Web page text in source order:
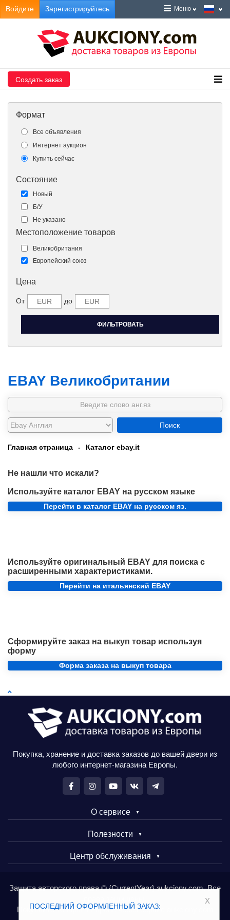
ПОСЛЕДНИЙ ОФОРМЛЕННЫЙ ЗАКАЗ:
x
Войдите Зарегистрируйтесь Меню
Создать заказ
Формат
Все объявления
Интернет аукцион
Купить сейчас
Состояние
Новый
Б/У
Не указано
Местоположение товаров
Великобритания
Европейский союз
Цена
От до
EBAY Великобритании
Поиск
Главная страница - Каталог ebay.it
Не нашли что искали?
Используйте каталог EBAY на русском языке
Перейти в каталог EBAY на русском яз.
Используйте оригинальный EBAY для поиска с
расширенными характеристиками.
Перейти на итальянский EBAY
Сформируйте заказ на выкуп товар используя
форму
Форма заказа на выкуп товара
Покупка, хранение и доставка заказов до вашей двери из
любого интернет-магазина Европы.
О сервисе
Полезности
Центр обслуживания
Защита авторского права © {CurrentYear} aukciony.com. Все
Покупайте товары в Европе через сервис aukciony.com